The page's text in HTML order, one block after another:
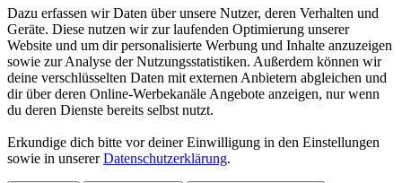
Dazu erfassen wir Daten über unsere Nutzer, deren Verhalten und
Geräte. Diese nutzen wir zur laufenden Optimierung unserer
Website und um dir personalisierte Werbung und Inhalte anzuzeigen
sowie zur Analyse der Nutzungsstatistiken. Außerdem können wir
deine verschlüsselten Daten mit externen Anbietern abgleichen und
dir über deren Online-Werbekanäle Angebote anzeigen, nur wenn
du deren Dienste bereits selbst nutzt.
Erkundige dich bitte vor deiner Einwilligung in den Einstellungen
sowie in unsererDatenschutzerklärung.